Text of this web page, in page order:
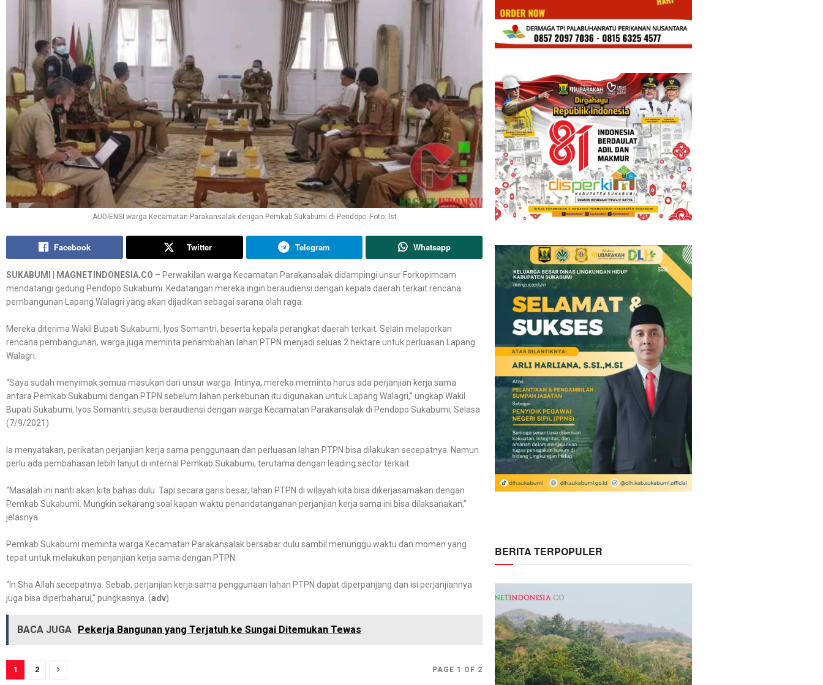
AUDIENSI warga Kecamatan Parakansalak dengan Pemkab Sukabumi di Pendopo. Foto: Ist
Facebook Twitter Telegram Whatsapp
SUKABUMI MAGNETINDONESIA.CO – Perwakilan warga Kecamatan Parakansalak didampingi unsur Forkopimcam
mendatangi gedung Pendopo Sukabumi. Kedatangan mereka ingin beraudiensi dengan kepala daerah terkait rencana
pembangunan Lapang Walagri yang akan dijadikan sebagai sarana olah raga.
Mereka diterima Wakil Bupati Sukabumi, Iyos Somantri, beserta kepala perangkat daerah terkait. Selain melaporkan
rencana pembangunan, warga juga meminta penambahan lahan PTPN menjadi seluas 2 hektare untuk perluasan Lapang
Walagri.
“Saya sudah menyimak semua masukan dari unsur warga. Intinya, mereka meminta harus ada perjanjian kerja sama
antara Pemkab Sukabumi dengan PTPN sebelum lahan perkebunan itu digunakan untuk Lapang Walagri,” ungkap Wakil
Bupati Sukabumi, Iyos Somantri, seusai beraudiensi dengan warga Kecamatan Parakansalak di Pendopo Sukabumi, Selasa
(7/9/2021).
Ia menyatakan, perikatan perjanjian kerja sama penggunaan dan perluasan lahan PTPN bisa dilakukan secepatnya. Namun
perlu ada pembahasan lebih lanjut di internal Pemkab Sukabumi, terutama dengan leading sector terkait.
“Masalah ini nanti akan kita bahas dulu. Tapi secara garis besar, lahan PTPN di wilayah kita bisa dikerjasamakan dengan
Pemkab Sukabumi. Mungkin sekarang soal kapan waktu penandatanganan perjanjian kerja sama ini bisa dilaksanakan,”
jelasnya.
Pemkab Sukabumi meminta warga Kecamatan Parakansalak bersabar dulu sambil menunggu waktu dan momen yang
tepat untuk melakukan perjanjian kerja sama dengan PTPN.
“In Sha Allah secepatnya. Sebab, perjanjian kerja sama penggunaan lahan PTPN dapat diperpanjang dan isi perjanjiannya
juga bisa diperbaharui,” pungkasnya. (adv)
BACA JUGA Pekerja Bangunan yang Terjatuh ke Sungai Ditemukan Tewas
PAGE 1 OF 2
1 2
BERITA TERPOPULER